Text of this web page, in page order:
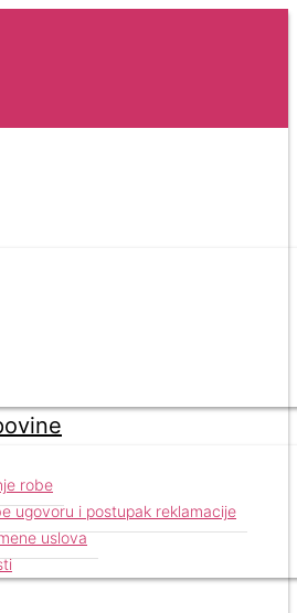
robe
ugovoru i postupak reklamacije
uslova